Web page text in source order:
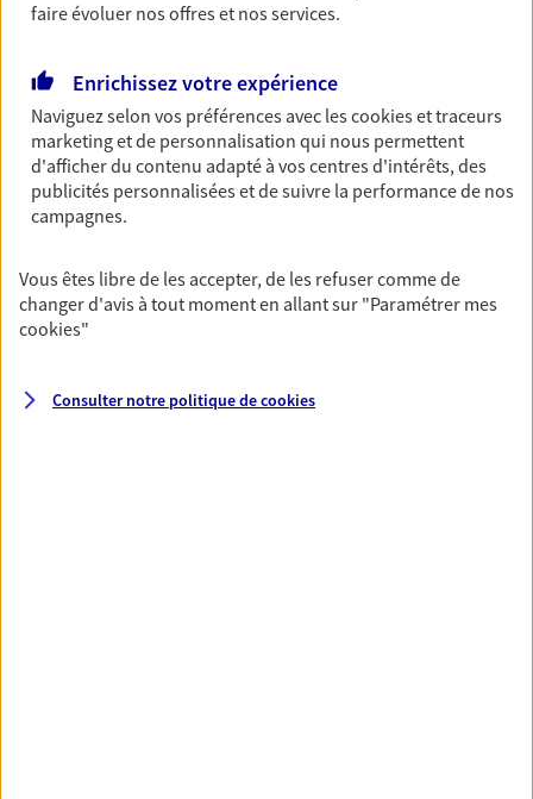
Multirisque Entreprise
Gagnez en simplicité et en sérénité avec votre
assurance multirisque entreprise. Un contrat
unique pour protéger vos locaux, matériels pro,
équipements et stocks… sans oublier votre
responsabilité civile.
DEMANDER UN DEVIS
VOIR TOUTES NOS OFFRES
faire évoluer nos offres et nos services.
Enrichissez votre expérience
Naviguez selon vos préférences avec lescookies et traceurs
marketing et de personnalisation qui nous permettent
d'afficher du contenu adapté à vos centres d'intérêts, des
publicités personnalisées et de suivre la performance de nos
campagnes.
Vous êtes libre de les accepter, de les refuser comme de
changer d'avis à tout moment en allant sur "Paramétrer mes
cookies"
Consulter notre politique decookies